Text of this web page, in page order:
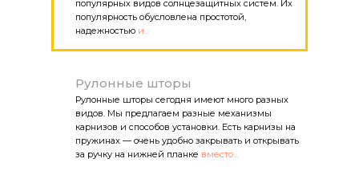
популярных видов солнцезащитных систем. Их
популярность обусловлена простотой,
надежностью и...
Рулонные шторы
Рулонные шторы сегодня имеют много разных
видов. Мы предлагаем разные механизмы
карнизов и способов установки. Есть карнизы на
пружинах — очень удобно закрывать и открывать
за ручку на нижней планке вместо...